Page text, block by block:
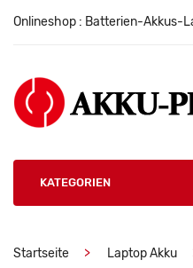
Onlineshop : Batterien-Akkus-
KATEGORIEN
Startseite Laptop Akku